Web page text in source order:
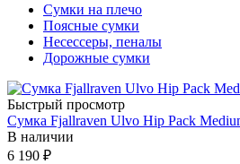
Сумки на плечо
Поясные сумки
Несессеры, пеналы
Дорожные сумки
Быстрый просмотр
Сумка Fjallraven Ulvo Hip Pack
В наличии
6 190 ₽